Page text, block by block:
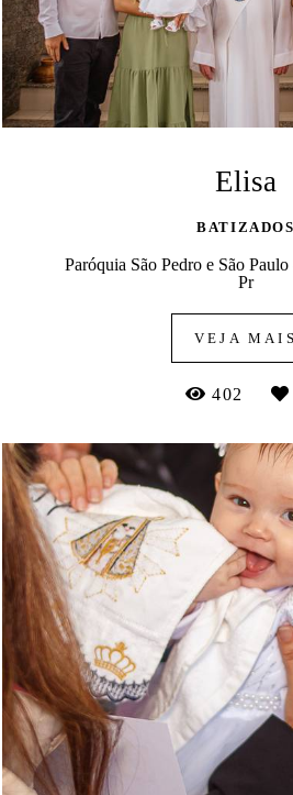
Elisa
BATIZADOS
Paróquia São Pedro e São
Pr
VEJA MAIS
402